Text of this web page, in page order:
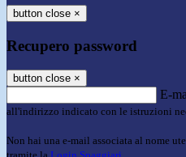
button close ×
Recupero password
button close ×
E-
all'indirizzo indicato con le istruzioni
Non hai una e-mail associata al nome